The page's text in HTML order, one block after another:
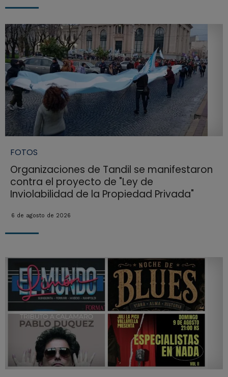
FOTOS
Organizaciones de Tandil se manifestaron
contra el proyecto de "Ley de
Inviolabilidad de la Propiedad Privada"
6 de agosto de 2026